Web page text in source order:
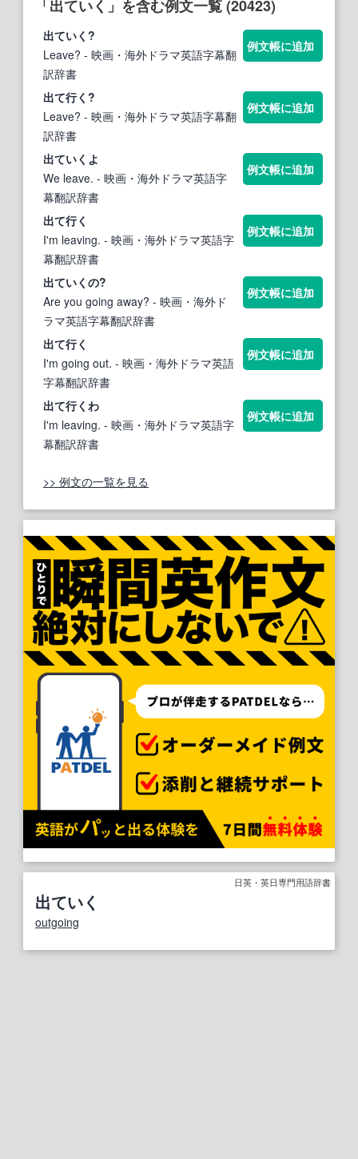
「出ていく」を含む例文一覧 (20423)
出ていく ?
Leave? - 映画・海外ドラマ英語字幕翻
訳辞書
例文帳に追加
出て行く?
Leave? - 映画・海外ドラマ英語字幕翻
訳辞書
例文帳に追加
出ていく よ
We leave. - 映画・海外ドラマ英語字
幕翻訳辞書
例文帳に追加
出て行く
I'm leaving. - 映画・海外ドラマ英語字
幕翻訳辞書
例文帳に追加
出ていく の?
Are you going away? - 映画・海外ド
ラマ英語字幕翻訳辞書
例文帳に追加
出て行く
I'm going out. - 映画・海外ドラマ英語
字幕翻訳辞書
例文帳に追加
出て行くわ
I'm leaving. - 映画・海外ドラマ英語字
幕翻訳辞書
例文帳に追加
>> 例文の一覧を見る
日英・英日専門用語辞書
出ていく
outgoing